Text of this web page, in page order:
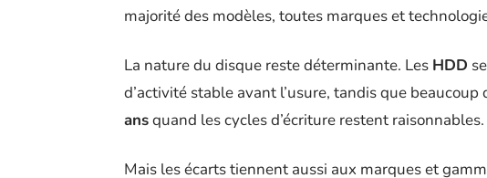
majorité des modèles, toutes marques et
La nature du disque reste déterminante. Les HDD
d’activité stable avant l’usure, tandis que beaucoup
ansquand les cycles d’écriture restent raisonnables.
Mais les écarts tiennent aussi aux marques et